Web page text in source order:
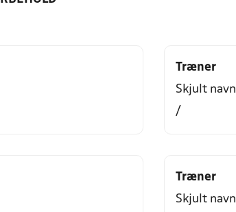
Træner
Skjult navn
/
Træner
Skjult navn